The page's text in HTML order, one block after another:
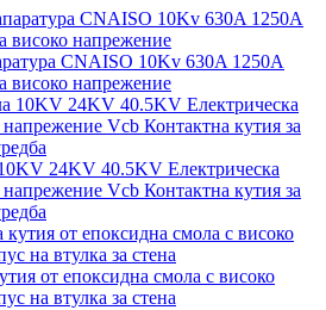
CNAISO 10Kv 630A 1250A
високо напрежение
24KV 40.5KV Електрическа
Vcb Контактна кутия за
от епоксидна смола с високо
на втулка за стена